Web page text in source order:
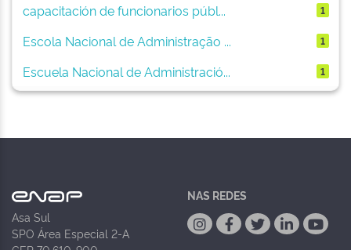
capacitación de funcionarios públ...
1
Escola Nacional de Administração ... 1
Escuela Nacional de Administració... 1
Asa Sul
SPO Área Especial 2-A
NAS REDES